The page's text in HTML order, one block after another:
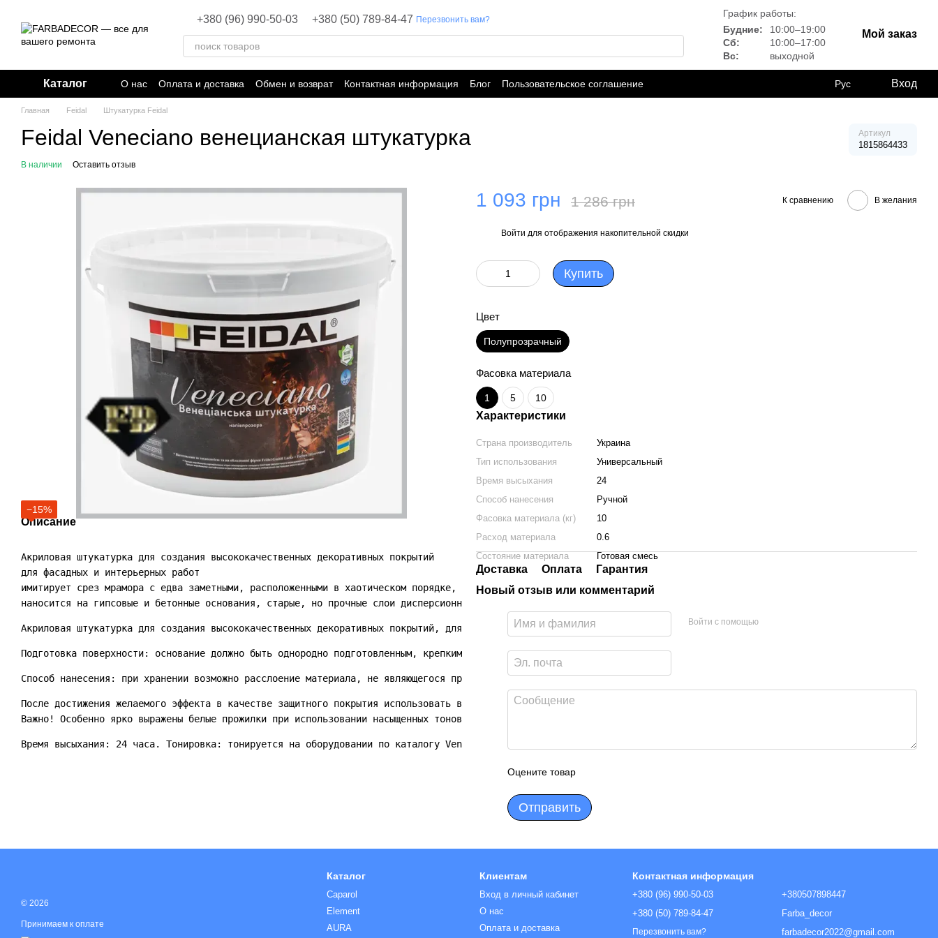
+380 (96) 990-50-03 +380 (50) 789-84-47 Перезвонить вам?
График работы:
Будние:
10:00–19:00
Сб:
10:00–17:00
Вс:
выходной
Мой заказ
Каталог О нас Оплата и доставка Обмен и возврат Контактная информация Блог Пользовательское соглашение Рус Вход
Главная Feidal Штукатурка Feidal
Feidal Veneciano венецианская штукатурка Артикул
1815864433
В наличии Оставить отзыв
−15%
Описание
Акриловая штукатурка для создания высококачественных декоративных покрытий
для фасадных и интерьерных работ
имитирует срез мрамора с едва заметными, расположенными в хаотическом порядке, светлыми прожилками.
наносится на гипсовые и бетонные основания, старые, но прочные слои дисперсионных красок, цемент, штукатурки, шпатлевки.
Акриловая штукатурка для создания высококачественных декоративных покрытий, для фасадных и интерьерных работ. Имитирует срез мрамора с едва заметными,
Подготовка поверхности: основание должно быть однородно подготовленным, крепким, сухим и очищенным от жира, пыли, мела и извести. Удалить старые обои.
Способ нанесения: при хранении возможно расслоение материала, не являющегося признаком испорченности товара. Перед использованием перемешать. При
После достижения желаемого эффекта в качестве защитного покрытия использовать воск FEIDAL Superwachs или FEIDAL Perfekte Wachs (1-2 слоя для внутренних работ,
Важно! Особенно ярко выражены белые прожилки при использовании насыщенных тонов.
Время высыхания: 24 часа. Тонировка: тонируется на оборудовании по каталогу Veneciano. Растворитель: вода (тип: питьевая). Расход: 0,5 – 0,7 кг/м² при нанесении в
1 093 грн 1 286 грн К сравнению В желания
Войти для отображения накопительной скидки
Купить
Цвет
Полупрозрачный
Фасовка материала
1 5 10
Характеристики
Страна производитель
Украина
Тип использования
Универсальный
Время высыхания
24
Способ нанесения
Ручной
Фасовка материала (кг)
10
Расход материала
0.6
Состояние материала
Готовая смесь
Доставка Оплата
Гарантия
Новый отзыв или комментарий
Войти с помощью
Оцените товар
Отправить
© 2026
Принимаем к оплате
Каталог
Caparol
Element
AURA
Клиентам
Вход в личный кабинет
О нас
Оплата и доставка
Контактная информация
+380 (96) 990-50-03
+380 (50) 789-84-47
Перезвонить вам?
+380507898447
Farba_decor
farbadecor2022@gmail.com